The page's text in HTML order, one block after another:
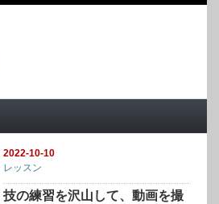
2022-10-10
レッスン
技の練習を沢山して、動画を撮